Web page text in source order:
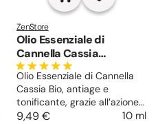
ZenStore
Olio Essenziale di
Cannella Cassia
Biologico
Olio Essenziale di Cannella
Cassia Bio, antiage e
tonificante, grazie all’azione
riscaldante lenisce dolori
9,49 € 10 ml